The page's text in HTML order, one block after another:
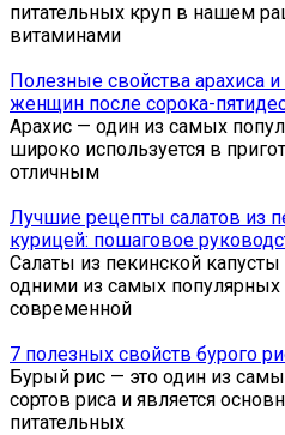
питательных круп в нашем
витаминами
Полезные свойства арахиса
женщин после сорока-
Арахис — один из самых
широко используется в
отличным
Лучшие рецепты салатов из
курицей: пошаговое
Салаты из пекинской
одними из самых
современной
7 полезных свойств бурого
Бурый рис — это один из
сортов риса и является
питательных